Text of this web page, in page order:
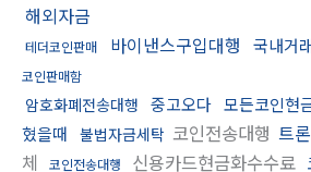
해외자금
테더코인판매 바이낸스구입대행 국내거
코인판매함
암호화폐전송대행 중고오다 모든코인현
혔을때 불법자금세탁 코인전송대행 트
체
코인전송대행 신용카드현금화수수료